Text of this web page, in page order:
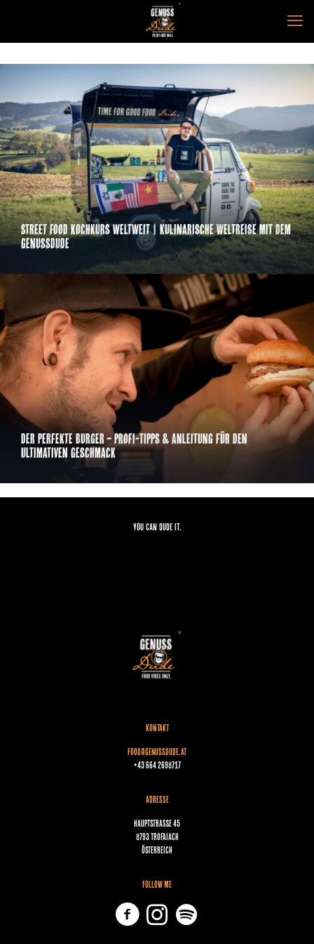
Street Food Kochkurs weltweit | Kulinarische Weltreise mit dem
Genussdude
Der perfekte Burger – Profi-Tipps & Anleitung für den
ultimativen Geschmack
YOU CAN DUDE IT.
KONTAKT
food@genussdude.at
+43 664 2698717
ADRESSE
Hauptstraße 45
8793 Trofaiach
Österreich
FOLLOW ME